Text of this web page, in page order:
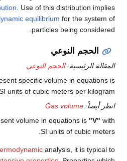
. Use of this distribution implies
equilibrium for the system of
particles being considered.
الحجم النوعي
المقالة الرئيسية:الحجم النوعي
specific volume in equations is
units of cubic meters per kilogram.
انظر أيضاً: Gas volume
volume in equations is "V" with
SI units of cubic meters.
analysis, it is typical to